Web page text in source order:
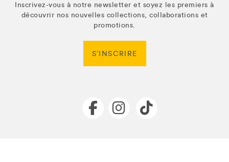
Inscrivez-vous à notre newsletter et soyez les premiers à
découvrir nos nouvelles collections, collaborations et
promotions.
S’INSCRIRE